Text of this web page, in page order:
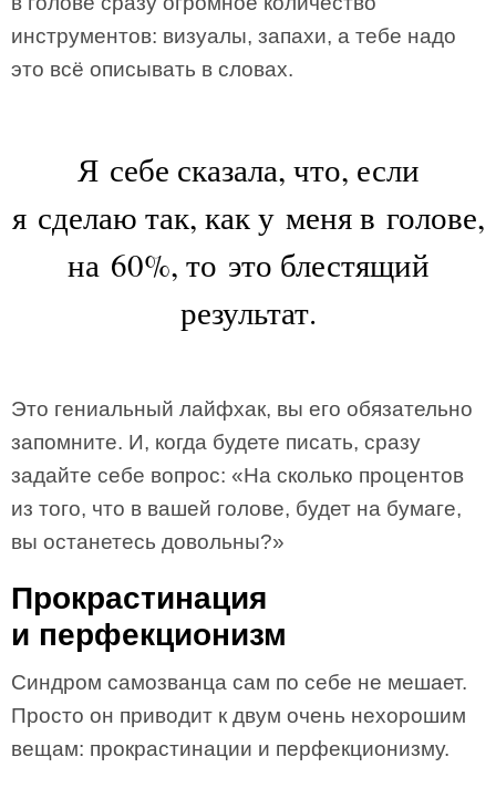
инструментов: визуалы, запахи, а тебе надо
это всё описывать в словах.
Я себе сказала, что, если
я сделаю так, как у меня в голове,
на 60%, то это блестящий
результат.
Это гениальный лайфхак, вы его обязательно
запомните. И, когда будете писать, сразу
задайте себе вопрос: «На сколько процентов
из того, что в вашей голове, будет на бумаге,
вы останетесь довольны?»
Прокрастинация
и перфекционизм
Синдром самозванца сам по себе не мешает.
Просто он приводит к двум очень нехорошим
вещам: прокрастинации и перфекционизму.